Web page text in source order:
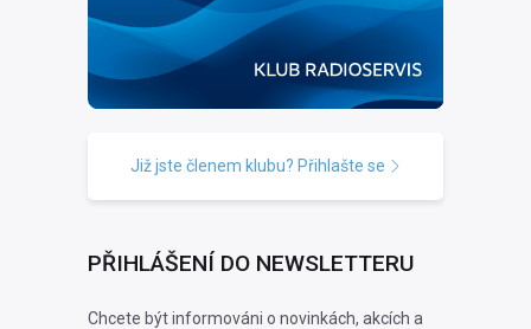
Již jste členem klubu? Přihlašte se
PŘIHLÁŠENÍ DO NEWSLETTERU
Chcete být informováni o novinkách, akcích a